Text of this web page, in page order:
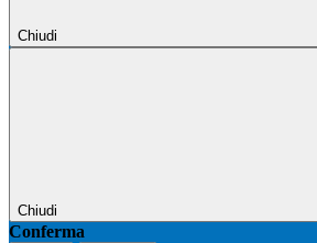
Chiudi
Chiudi
Conferma